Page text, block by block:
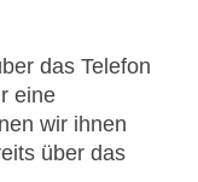
das Telefon
eine
wir ihnen
über das